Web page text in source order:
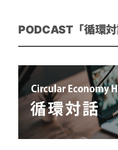
PODCAST「循環対